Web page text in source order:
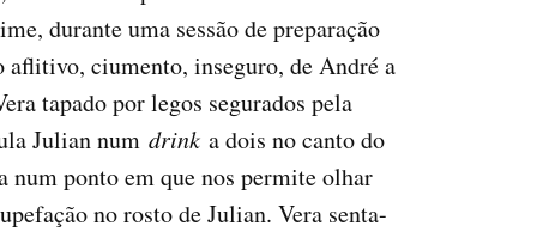
durante uma sessão de preparação
aflitivo, ciumento, inseguro, de André a
tapado por legos segurados pela
Julian num drink a dois no canto do
num ponto em que nos permite olhar
no rosto de Julian. Vera senta-